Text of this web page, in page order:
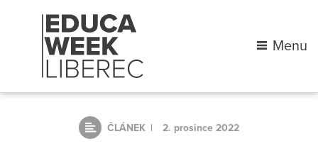
Menu
ČLÁNEK 2. prosince 2022